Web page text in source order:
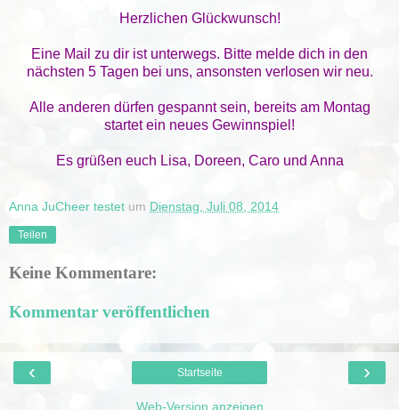
Herzlichen Glückwunsch!
Eine Mail zu dir ist unterwegs. Bitte melde dich in den
nächsten 5 Tagen bei uns, ansonsten verlosen wir neu.
Alle anderen dürfen gespannt sein, bereits am Montag
startet ein neues Gewinnspiel!
Es grüßen euch Lisa, Doreen, Caro und Anna
Anna JuCheer testet um Dienstag, Juli 08, 2014
Teilen
Keine Kommentare:
Kommentar veröffentlichen
‹ ›
Startseite
Web-Version anzeigen